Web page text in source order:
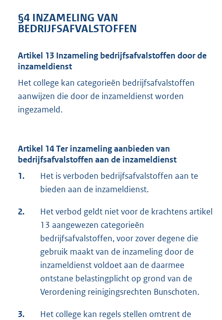
§4 INZAMELING VAN
BEDRIJFSAFVALSTOFFEN
Artikel 13 Inzameling bedrijfsafvalstoffen door de
inzameldienst
Het college kan categorieën bedrijfsafvalstoffen
aanwijzen die door de inzameldienst worden
ingezameld.
Artikel 14 Ter inzameling aanbieden van
bedrijfsafvalstoffen aan de inzameldienst
1.
Het is verboden bedrijfsafvalstoffen aan te
bieden aan de inzameldienst.
2.
Het verbod geldt niet voor de krachtens artikel
13 aangewezen categorieën
bedrijfsafvalstoffen, voor zover degene die
gebruik maakt van de inzameling door de
inzameldienst voldoet aan de daarmee
ontstane belastingplicht op grond van de
Verordening reinigingsrechten Bunschoten.
3.
Het college kan regels stellen omtrent de